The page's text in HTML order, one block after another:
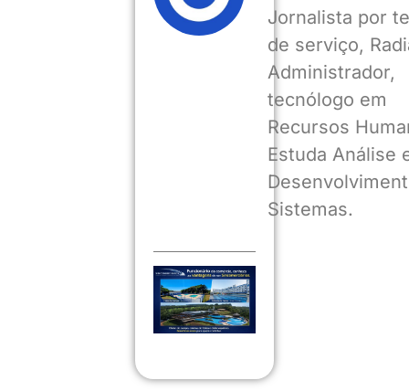
Jornalista por
de serviço,
Administrador,
tecnólogo em
Recursos
Estuda Análise
Sistemas.